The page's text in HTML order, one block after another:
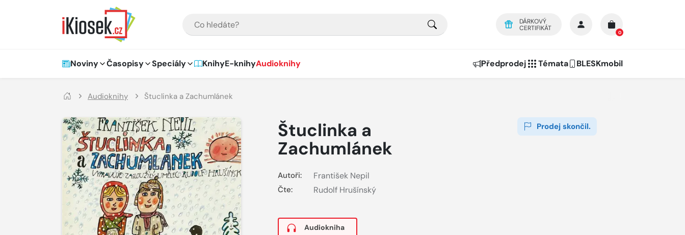
DÁRKOVÝ
CERTIFIKÁT
0
Hlavní navigace
Noviny Časopisy Speciály KnihyE-knihyAudioknihy Předprodej Témata BLESKmobil
Audioknihy Štuclinka a Zachumlánek
Štuclinka a
Zachumlánek
Autoři: František Nepil
Čte: Rudolf Hrušínský
Audiokniha
Prodej skončil.